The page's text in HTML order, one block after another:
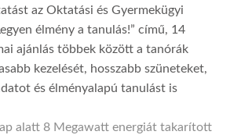
az Oktatási és Gyermekügyi
élmény a tanulás!” című, 14
ajánlás többek között a tanórák
kezelését, hosszabb szüneteket,
és élményalapú tanulást is
alatt 8 Megawatt energiát takarított